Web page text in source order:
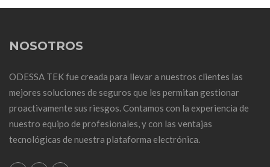
NOSOTROS
ODESSA TEK fue creada para llevar a nuestros clientes las
mejores soluciones de seguros que les permitan gestionar
proactivamente sus riesgos. Contamos con la experiencia de
nuestro equipo de profesionales, y con las ventajas
tecnológicas de nuestra plataforma electrónica.